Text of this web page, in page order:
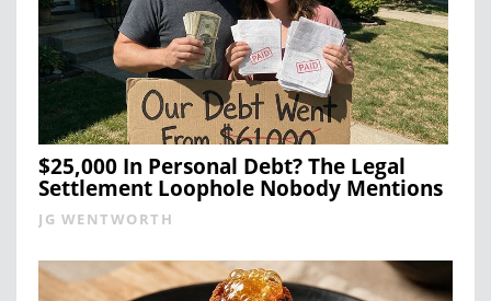
$25,000 In Personal Debt? The Legal
Settlement Loophole Nobody Mentions
JG WENTWORTH